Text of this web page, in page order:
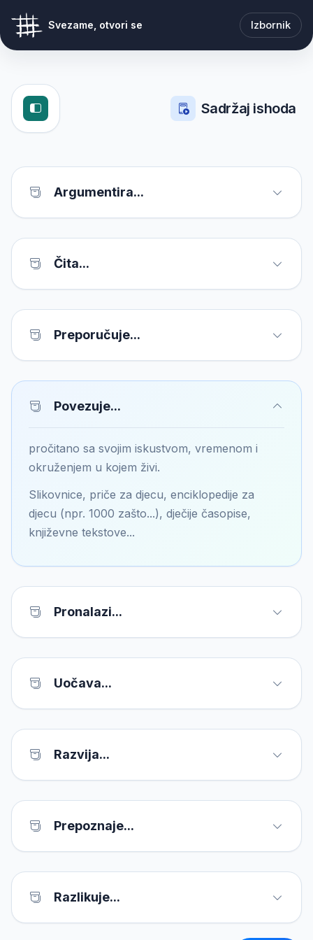
Svezame, otvori se Izbornik
Sadržaj ishoda
Argumentira...
Čita...
Preporučuje...
Povezuje...
pročitano sa svojim iskustvom, vremenom i
okruženjem u kojem živi.
Slikovnice, priče za djecu, enciklopedije za
djecu (npr. 1000 zašto...), dječije časopise,
književne tekstove...
Pronalazi...
Uočava...
Razvija...
Prepoznaje...
Razlikuje...